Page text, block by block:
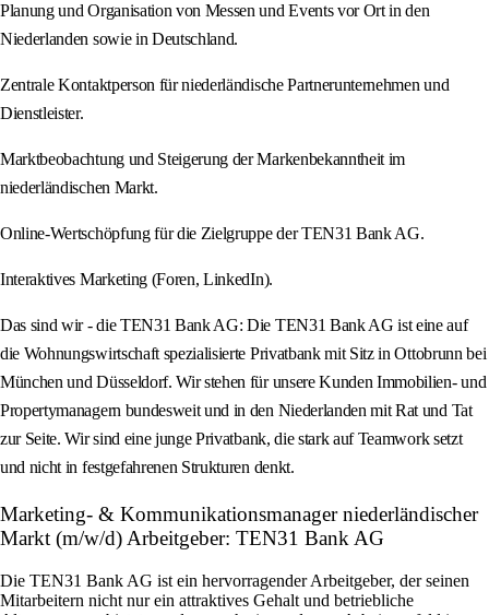
Planung und Organisation von Messen und Events vor Ort in den
Niederlanden sowie in Deutschland.
Zentrale Kontaktperson für niederländische Partnerunternehmen und
Dienstleister.
Marktbeobachtung und Steigerung der Markenbekanntheit im
niederländischen Markt.
Online-Wertschöpfung für die Zielgruppe der TEN31 Bank AG.
Interaktives Marketing (Foren, LinkedIn).
Das sind wir - die TEN31 Bank AG: Die TEN31 Bank AG ist eine auf
die Wohnungswirtschaft spezialisierte Privatbank mit Sitz in Ottobrunn bei
München und Düsseldorf. Wir stehen für unsere Kunden Immobilien- und
Propertymanagern bundesweit und in den Niederlanden mit Rat und Tat
zur Seite. Wir sind eine junge Privatbank, die stark auf Teamwork setzt
und nicht in festgefahrenen Strukturen denkt.
Marketing- & Kommunikationsmanager niederländischer
Markt (m/w/d) Arbeitgeber: TEN31 Bank AG
Die TEN31 Bank AG ist ein hervorragender Arbeitgeber, der seinen
Mitarbeitern nicht nur ein attraktives Gehalt und betriebliche